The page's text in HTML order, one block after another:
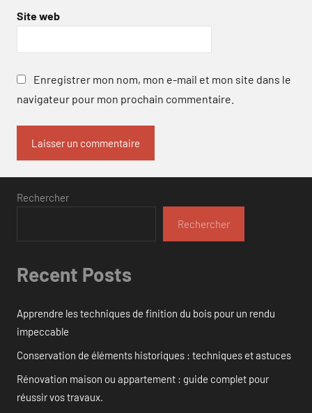
Site web
Enregistrer mon nom, mon e-mail et mon site dans le
navigateur pour mon prochain commentaire.
Rechercher
Rechercher
Recent Posts
Apprendre les techniques de finition du bois pour un rendu
impeccable
Conservation de éléments historiques : techniques et astuces
Rénovation maison ou appartement : guide complet pour
réussir vos travaux.